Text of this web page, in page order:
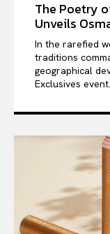
The Poetry
Unveils
In the rarefied
traditions
geographical
Exclusives